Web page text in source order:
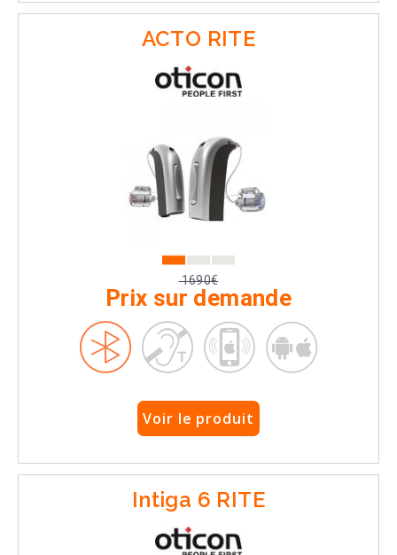
ACTO RITE
1690€
Prix sur demande
Voir le produit
Intiga 6 RITE